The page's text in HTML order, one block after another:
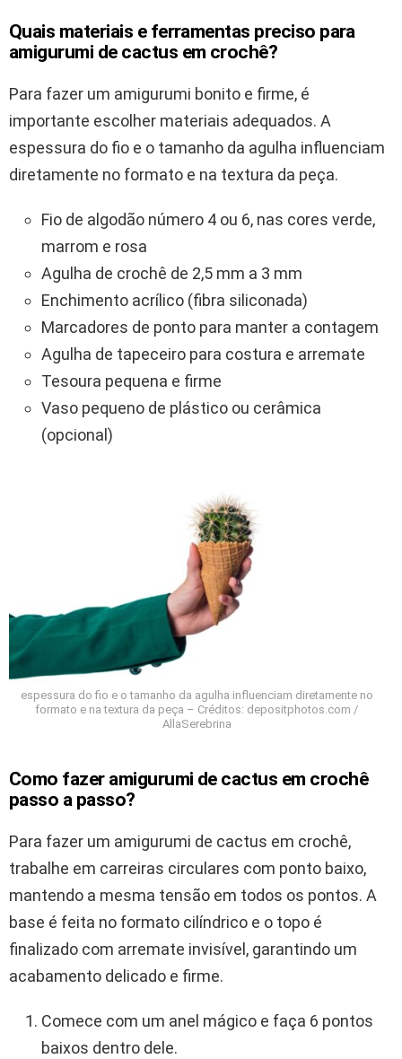
Quais materiais e ferramentas preciso para
amigurumi de cactus em crochê?
Para fazer um amigurumi bonito e firme, é
importante escolher materiais adequados. A
espessura do fio e o tamanho da agulha influenciam
diretamente no formato e na textura da peça.
Fio de algodão número 4 ou 6, nas cores verde,
marrom e rosa
Agulha de crochê de 2,5 mm a 3 mm
Enchimento acrílico (fibra siliconada)
Marcadores de ponto para manter a contagem
Agulha de tapeceiro para costura e arremate
Tesoura pequena e firme
Vaso pequeno de plástico ou cerâmica
(opcional)
espessura do fio e o tamanho da agulha influenciam diretamente no
formato e na textura da peça – Créditos: depositphotos.com /
AllaSerebrina
Como fazer amigurumi de cactus em crochê
passo a passo?
Para fazer um amigurumi de cactus em crochê,
trabalhe em carreiras circulares com ponto baixo,
mantendo a mesma tensão em todos os pontos. A
base é feita no formato cilíndrico e o topo é
finalizado com arremate invisível, garantindo um
acabamento delicado e firme.
Comece com um anel mágico e faça 6 pontos
baixos dentro dele.